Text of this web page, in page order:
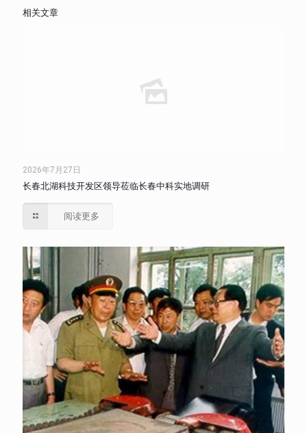
相关文章
2026年7月27日
长春北湖科技开发区领导莅临长春中科实地调研
阅读更多